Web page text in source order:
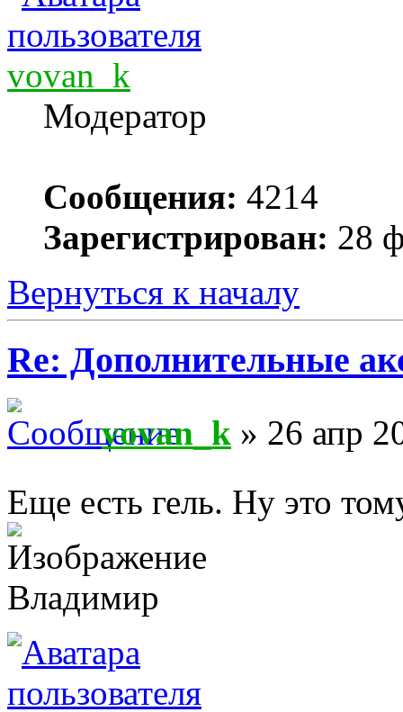
vovan_k
Модератор
Сообщения: 4214
Зарегистрирован: 28
Вернуться к началу
Re: Дополнительные
vovan_k » 26 апр
Еще есть гель. Ну это
Владимир